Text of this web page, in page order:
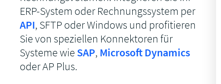
ERP-System oder Rechnungssystem per
API, SFTP oder Windows und profitieren
Sie von speziellen Konnektoren für
Systeme wie SAP, Microsoft Dynamics
oder AP Plus.